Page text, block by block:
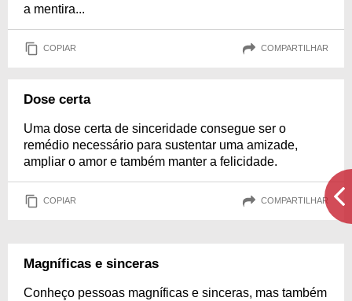
a mentira...
COPIAR COMPARTILHAR
Dose certa
Uma dose certa de sinceridade consegue ser o
remédio necessário para sustentar uma amizade,
ampliar o amor e também manter a felicidade.
COPIAR COMPARTILHAR
Magníficas e sinceras
Conheço pessoas magníficas e sinceras, mas também